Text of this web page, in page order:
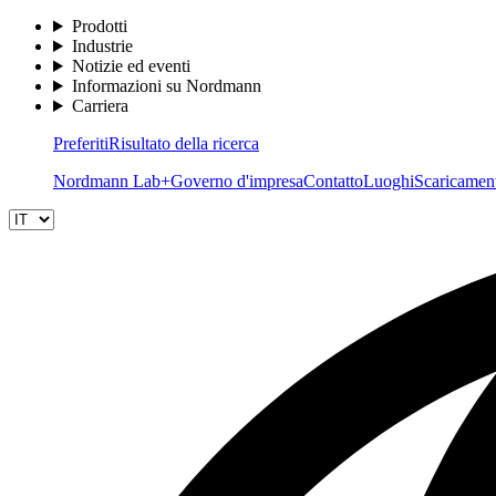
Prodotti
Industrie
Notizie ed eventi
Informazioni su Nordmann
Carriera
PreferitiRisultato della ricerca
Nordmann Lab+Governo d'impresaContattoLuoghi